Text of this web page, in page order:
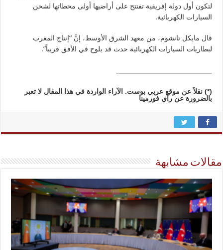
لتكون أول دولة إفريقية تفتتح على أراضيها أولى محطاتها لشحن
السيارات الكهربائية.
قال مايكل تانشوم، من معهد الشرق الأوسط، إنَّ “إنتاج المغرب
لبطاريات السيارات الكهربائية حدث قد يلوح في الأفق قريباً”.
(*)نقلاً عن موقع عربي بوست. الآراء الواردة في هذا المقال لا تعبر
بالضرورة عن رأي فورمينا
مقالات مشابهة